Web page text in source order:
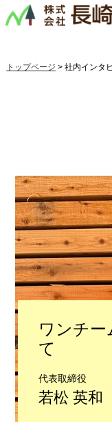
トップページ > 社内インタ
ワンチー
て
代表取締役
若松 英和